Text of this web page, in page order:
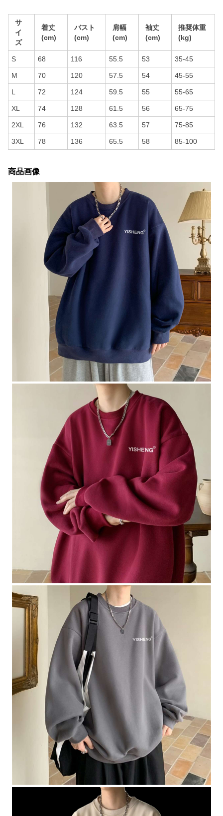
サ
イ
ズ
着丈
(cm)
バスト
(cm)
肩幅
(cm)
袖丈
(cm)
推奨体重
(kg)
S 68 116 55.5 53 35-45
M 70 120 57.5 54 45-55
L 72 124 59.5 55 55-65
XL 74 128 61.5 56 65-75
2XL 76 132 63.5 57 75-85
3XL 78 136 65.5 58 85-100
商品画像